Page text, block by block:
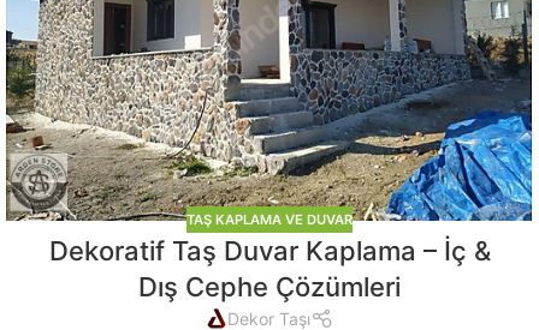
TAŞ KAPLAMA VE DUVAR
Dekoratif Taş Duvar Kaplama – İç &
Dış Cephe Çözümleri
Dekor Taşı